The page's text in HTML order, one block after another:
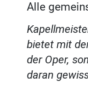
Alle
bietet mit
der Oper,
daran